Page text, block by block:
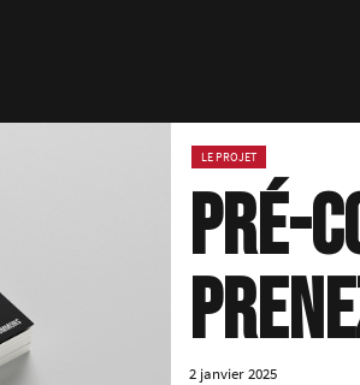
LE PROJET
Pré-
2 janvier 2025